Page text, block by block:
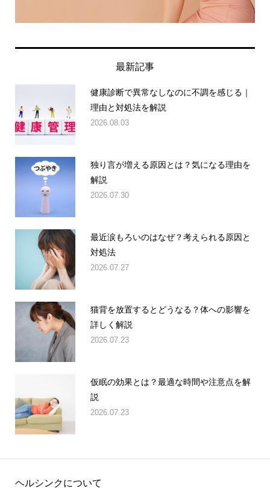
最新記事
健康診断で異常なしなのに不調を感じる｜
理由と対処法を解説
2026.08.03
独り言が増える原因とは？気になる理由を
解説
2026.07.30
最近涙もろいのはなぜ？考えられる原因と
対処法
2026.07.27
猫背を放置するとどうなる？体への影響を
詳しく解説
2026.07.23
仮眠の効果とは？最適な時間や注意点を解
説
2026.07.23
ヘルシンクについて